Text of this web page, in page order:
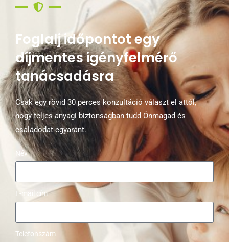
Foglalj időpontot egy
díjmentes igényfelmérő
tanácsadásra
Csak egy rövid 30 perces konzultáció választ el attól,
hogy teljes anyagi biztonságban tudd Önmagad és
családodat egyaránt.
Név
E-mail cím
Telefonszám